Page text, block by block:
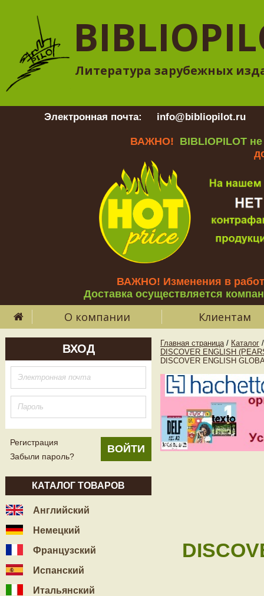
Литература зарубежных
Электронная почта: info@bibliopilot.ru
ВАЖНО! BIBLIOPILOT
ВАЖНО! Изменения в
Доставка осуществляется
О компании Клиентам
ВХОД
Регистрация
Забыли пароль?
КАТАЛОГ ТОВАРОВ
Английский
Немецкий
Французский
Испанский
Итальянский
Главная страница / Каталог /
DISCOVER ENGLISH
DISCOVER ENGLISH